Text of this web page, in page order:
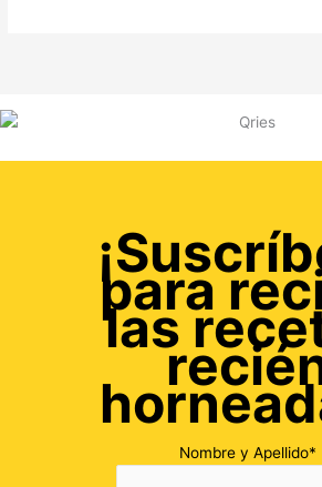
para
las
Nombre y Apellido*